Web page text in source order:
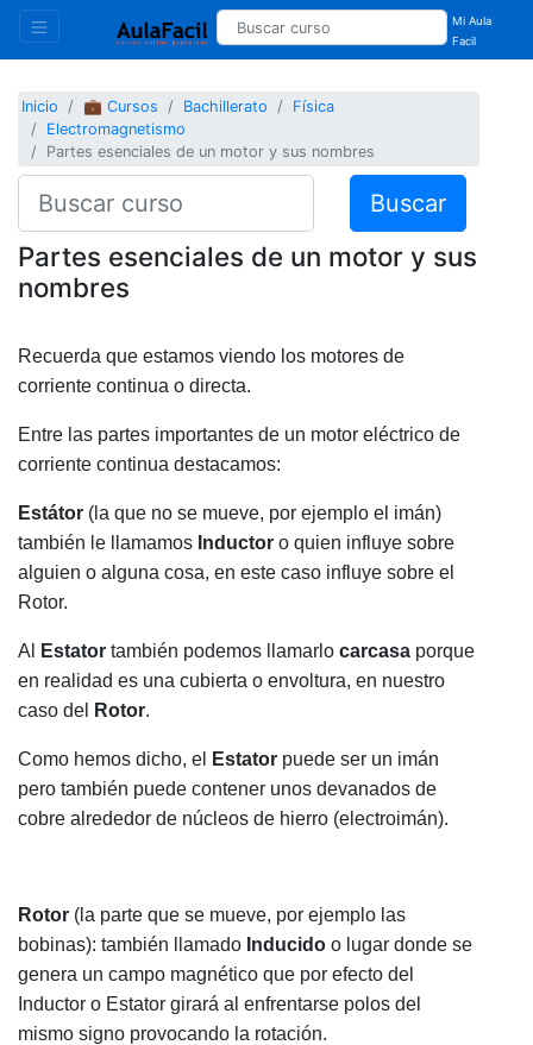
Mi Aula
Facil
Inicio 💼 Cursos Bachillerato
Física
Electromagnetismo
Partes esenciales de un motor y sus nombres
Buscar
Partes esenciales de un motor y sus
nombres
Recuerda que estamos viendo los motores de
corriente continua o directa.
Entre las partes importantes de un motor eléctrico de
corriente continua destacamos:
Estátor (la que no se mueve, por ejemplo el imán)
también le llamamos Inductor o quien influye sobre
alguien o alguna cosa, en este caso influye sobre el
Rotor.
Al Estator también podemos llamarlo carcasa porque
en realidad es una cubierta o envoltura, en nuestro
caso del
Rotor.
Como hemos dicho, el Estator puede ser un imán
pero también puede contener unos devanados de
cobre alrededor de núcleos de hierro (electroimán).
Rotor (la parte que se mueve, por ejemplo las
bobinas): también llamado Inducido o lugar donde se
genera un campo magnético que por efecto del
Inductor o Estator girará al enfrentarse polos del
mismo signo provocando la rotación.